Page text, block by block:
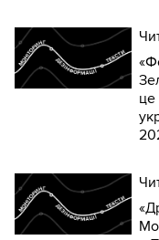
це